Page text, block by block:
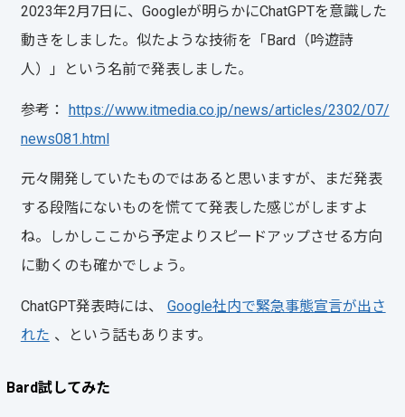
2023年2月7日に、Googleが明らかにChatGPTを意識した
動きをしました。似たような技術を「Bard（吟遊詩
人）」という名前で発表しました。
参考： https://www.itmedia.co.jp/news/articles/2302/07/
news081.html
元々開発していたものではあると思いますが、まだ発表
する段階にないものを慌てて発表した感じがしますよ
ね。しかしここから予定よりスピードアップさせる方向
に動くのも確かでしょう。
ChatGPT発表時には、
Google社内で緊急事態宣言が出さ
れた 、という話もあります。
Bard試してみた